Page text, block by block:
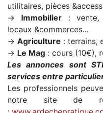
utilitaires, pièces
→ Immobilier : vente,
locaux &commerces...
→ Agriculture : terrains,
→ Le Mag : cours (10€),
Les annonces sont
services entre
Les professionnels
notre site de